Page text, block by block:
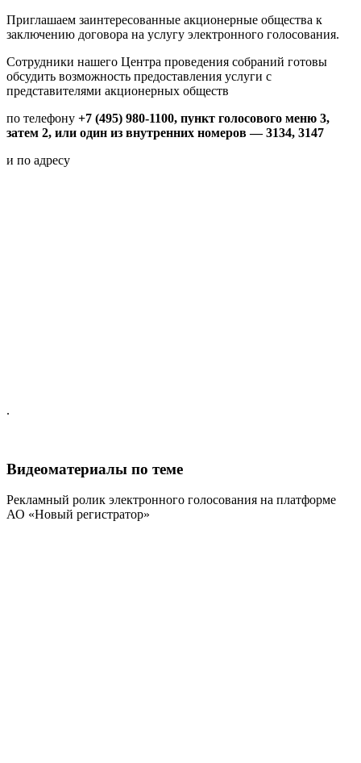
Приглашаем заинтересованные акционерные общества к
заключению договора на услугу электронного голосования.
Сотрудники нашего Центра проведения собраний готовы
обсудить возможность предоставления услуги с
представителями акционерных обществ
по телефону +7 (495) 980-1100, пункт голосового меню 3,
затем 2, или один из внутренних номеров — 3134, 3147
и по адресу
.
Видеоматериалы по теме
Рекламный ролик электронного голосования на платформе
АО «Новый регистратор»